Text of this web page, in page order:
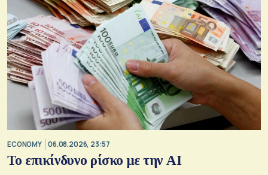
ECONOMY 06.08.2026, 23:57
Το επικίνδυνο ρίσκο με την ΑΙ